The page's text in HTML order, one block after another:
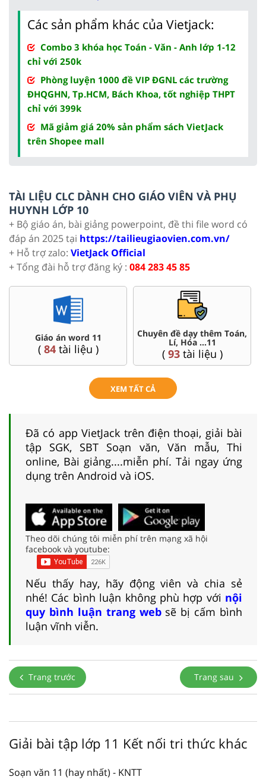
Các sản phẩm khác của Vietjack:
Combo 3 khóa học Toán - Văn - Anh lớp 1-12
chỉ với 250k
Phòng luyện 1000 đề VIP ĐGNL các trường
ĐHQGHN, Tp.HCM, Bách Khoa, tốt nghiệp THPT
chỉ với 399k
Mã giảm giá 20% sản phẩm sách VietJack
trên Shopee mall
TÀI LIỆU CLC DÀNH CHO GIÁO VIÊN VÀ PHỤ
HUYNH LỚP 10
+ Bộ giáo án, bài giảng powerpoint, đề thi file word có
đáp án 2025 tại https://tailieugiaovien.com.vn/
+ Hỗ trợ zalo: VietJack Official
+ Tổng đài hỗ trợ đăng ký : 084 283 45 85
Giáo án word 11
( 84tài liệu )
Chuyên đề dạy thêm Toán,
Lí, Hóa ...11
( 93tài liệu )
XEM TẤT CẢ
Đã có app VietJack trên điện thoại, giải bài
tập SGK, SBT Soạn văn, Văn mẫu, Thi
online, Bài giảng....miễn phí. Tải ngay ứng
dụng trên Android và iOS.
Theo dõi chúng tôi miễn phí trên mạng xã hội
facebook và youtube:
Nếu thấy hay, hãy động viên và chia sẻ
nhé! Các bình luận không phù hợp với nội
quy bình luận trang websẽ bị cấm bình
luận vĩnh viễn.
Trang trước Trang sau
Giải bài tập lớp 11 Kết nối tri thức khác
Soạn văn 11 (hay nhất) - KNTT